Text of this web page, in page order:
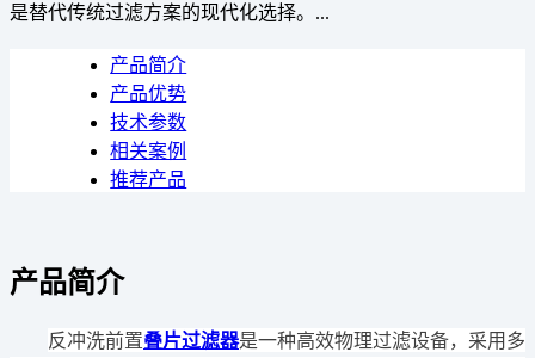
是替代传统过滤方案的现代化选择。...
产品简介
产品优势
技术参数
相关案例
推荐产品
产品简介
反冲洗前置叠片过滤器是一种高效物理过滤设备，采用多